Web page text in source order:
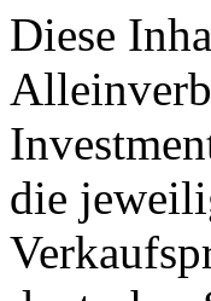
Diese
die